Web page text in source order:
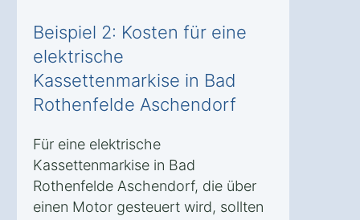
Beispiel 2: Kosten für eine
elektrische
Kassettenmarkise in Bad
Rothenfelde Aschendorf
Für eine elektrische
Kassettenmarkise in Bad
Rothenfelde Aschendorf, die über
einen Motor gesteuert wird, sollten